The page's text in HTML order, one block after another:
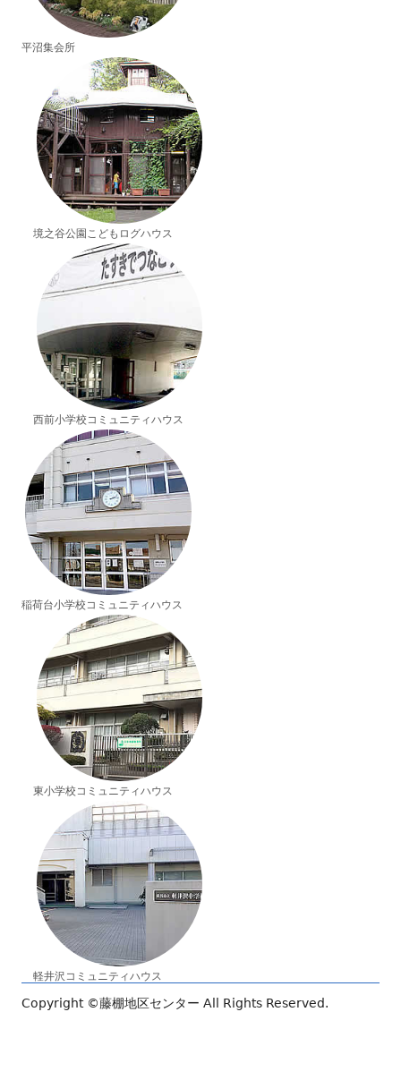
平沼集会所
境之谷公園こどもログハウス
西前小学校コミュニティハウス
稲荷台小学校コミュニティハウス
東小学校コミュニティハウス
軽井沢コミュニティハウス
Copyright ©藤棚地区センター All Rights Reserved.